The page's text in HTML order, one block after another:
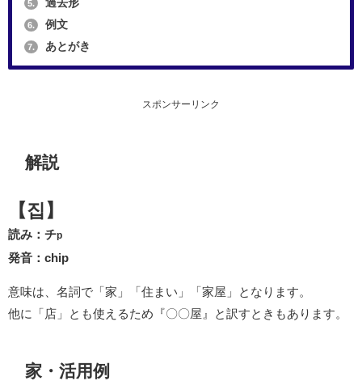
5.
6. 例文
7. あとがき
スポンサーリンク
解説
【집】
読み：チp
発音：chip
意味は、名詞で「家」「住まい」「家屋」となります。
他に「店」とも使えるため『〇〇屋』と訳すときもあります。
家・活用例